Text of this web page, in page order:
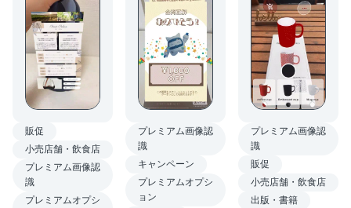
販促
小売店舗・飲食店
プレミアム画像認
識
プレミアムオプシ
プレミアム画像認
識
キャンペーン
プレミアムオプシ
ョン
プレミアム画像認
識
販促
小売店舗・飲食店
出版・書籍